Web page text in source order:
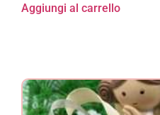
Aggiungi al carrello